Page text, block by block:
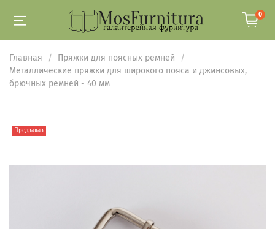
0
Главная
Пряжки для поясных ремней
Металлические пряжки для широкого пояса и джинсовых,
брючных ремней - 40 мм
Предзаказ